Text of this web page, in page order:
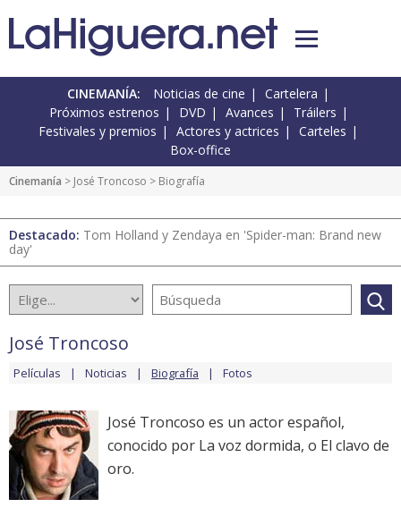
CINEMANÍA: Noticias de cine
Cartelera
Próximos estrenos
DVD Avances
Tráilers
Festivales y premios
Actores y actrices
Carteles
Box-office
Cinemanía > José Troncoso > Biografía
Destacado: Tom Holland y Zendaya en 'Spider-man: Brand new
day'
José Troncoso
Películas Noticias Biografía Fotos
José Troncoso es un actor español,
conocido por La voz dormida, o El clavo de
oro.